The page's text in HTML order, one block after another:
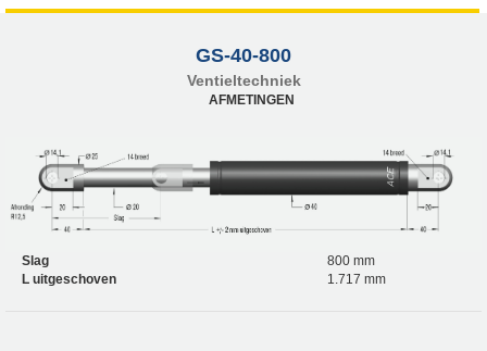
GS-40-800
Ventieltechniek
AFMETINGEN
Slag
800 mm
L uitgeschoven
1.717 mm